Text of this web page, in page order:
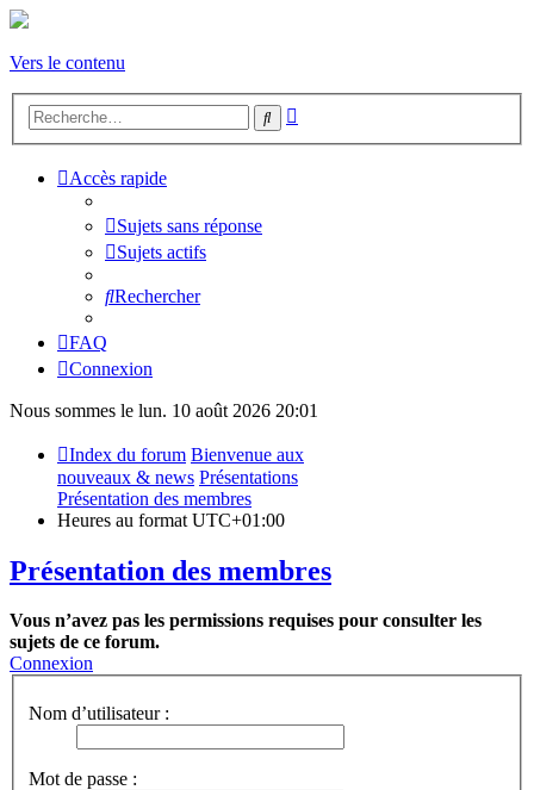
Vers le contenu
Rechercher
Accès rapide
Sujets sans réponse
Sujets actifs
Rechercher
FAQ
Connexion
Nous sommes le lun. 10 août 2026 20:01
Index du forum Bienvenue aux
nouveaux & news Présentations
Présentation des membres
Heures au format UTC+01:00
Présentation des membres
Vous n’avez pas les permissions requises pour consulter les
sujets de ce forum.
Connexion
Nom d’utilisateur :
Mot de passe :